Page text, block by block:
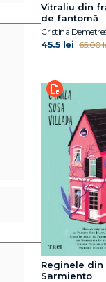
Vitraliu din
de fantomă
Cristina
45.5 lei 65.00
Reginele din
Sarmiento